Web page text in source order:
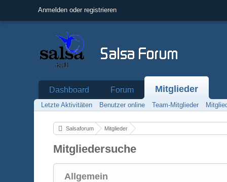
Anmelden oder registrieren
Dashboard Forum Mitglieder
Letzte Aktivitäten Benutzer online Team-Mitglieder
Salsaforum Mitglieder
Mitgliedersuche
Allgemein